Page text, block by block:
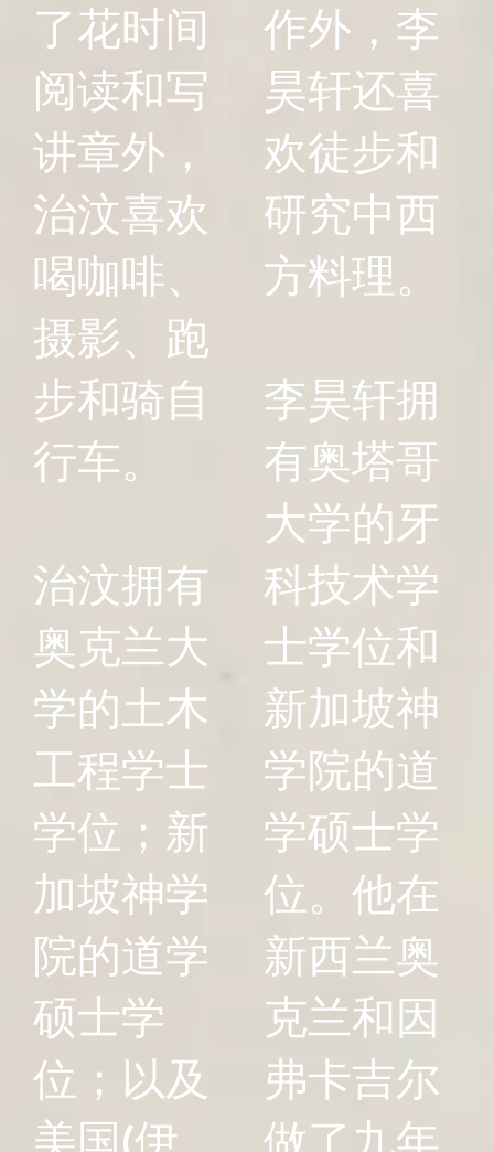
了花时间
阅读和写
讲章外，
治汶喜欢
喝咖啡、
摄影、跑
步和骑自
行车。
治汶拥有
奥克兰大
学的土木
工程学士
学位；新
加坡神学
院的道学
硕士学
位；以及
美国(伊
作外，李
昊轩还喜
欢徒步和
研究中西
方料理。
李昊轩拥
有奥塔哥
大学的牙
科技术学
士学位和
新加坡神
学院的道
学硕士学
位。他在
新西兰奥
克兰和因
弗卡吉尔
做了九年